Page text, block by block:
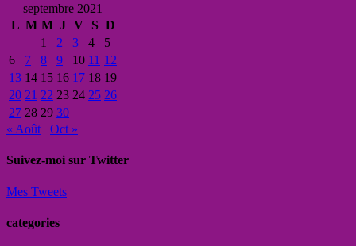
septembre 2021
L M M J V S D
1
2 3 4
5
6
7 8 9 10 11 12
13 14 15 16 17 18 19
20 21 22 23 24 25 26
27 28 29 30
« Août
Oct »
Suivez-moi sur Twitter
Mes Tweets
categories